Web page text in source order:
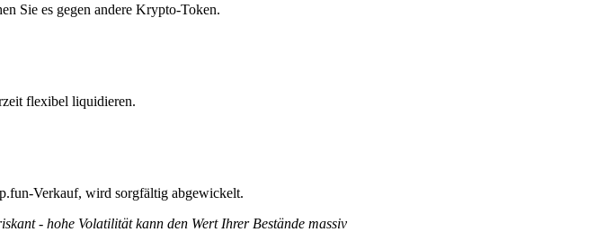
Sie es gegen andere Krypto-Token.
flexibel liquidieren.
Verkauf, wird sorgfältig abgewickelt.
- hohe Volatilität kann den Wert Ihrer Bestände massiv